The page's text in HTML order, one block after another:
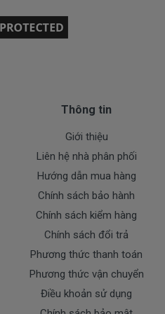
bảo hành:
lượng các sản phẩm lên
chất lượng kém gây ảnh
sử dụng.
túc.
nhanh
nhà trong nội thành
đối với khách hàng ở
Thông tin
Giới thiệu
Liên hệ nhà phân phối
Hướng dẫn mua hàng
Chính sách bảo hành
Chính sách kiểm hàng
Chính sách đổi trả
Phương thức thanh toán
Phương thức vận chuyển
Điều khoản sử dụng